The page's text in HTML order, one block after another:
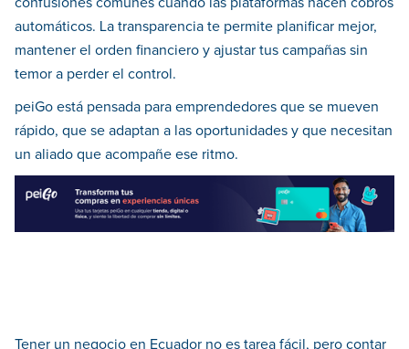
automáticos. La transparencia te permite planificar mejor,
mantener el orden financiero y ajustar tus campañas sin
temor a perder el control.
peiGo está pensada para emprendedores que se mueven
rápido, que se adaptan a las oportunidades y que necesitan
un aliado que acompañe ese ritmo.
Tener un negocio en Ecuador no es tarea fácil, pero contar